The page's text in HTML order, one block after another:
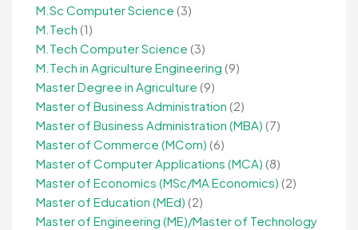
M.Sc Computer Science (3)
M.Tech (1)
M.Tech Computer Science (3)
M.Tech in Agriculture Engineering (9)
Master Degree in Agriculture (9)
Master of Business Administration (2)
Master of Business Administration (MBA) (7)
Master of Commerce (MCom) (6)
Master of Computer Applications (MCA) (8)
Master of Economics (MSc/MA Economics) (2)
Master of Education (MEd) (2)
Master of Engineering (ME)/Master of Technology